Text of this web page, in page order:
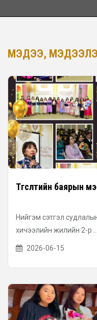
МЭДЭЭ,
Төгсөлтийн баярын
Нийгэм сэтгэл
хичээлийн жилийн 2-р ...
2026-06-15